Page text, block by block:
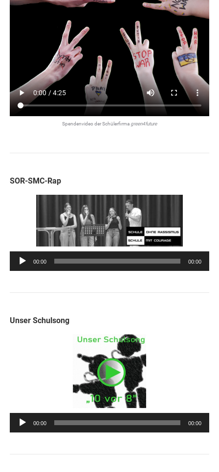
Spendenvideo der Schülerfirma green4future
SOR-SMC-Rap
Audio-
00:00 00:00
Unser Schulsong
Audio-
00:00 00:00